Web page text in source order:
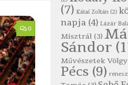
0
(7) Kátai Zoltán (2)
napja (4) Lázár
Misztrál (3)
Sándor
Művészetek
Pécs (9)